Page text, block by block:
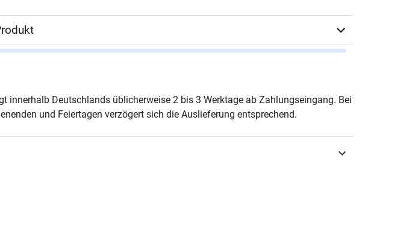
262
innerhalb Deutschlands üblicherweise 2 bis 3 Werktage ab Zahlungseingang. Bei
und Feiertagen verzögert sich die Auslieferung entsprechend.